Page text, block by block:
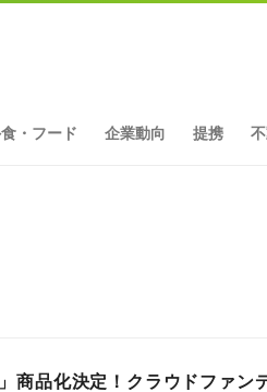
・フード 企業動向 提携
商品化決定！クラウドファン